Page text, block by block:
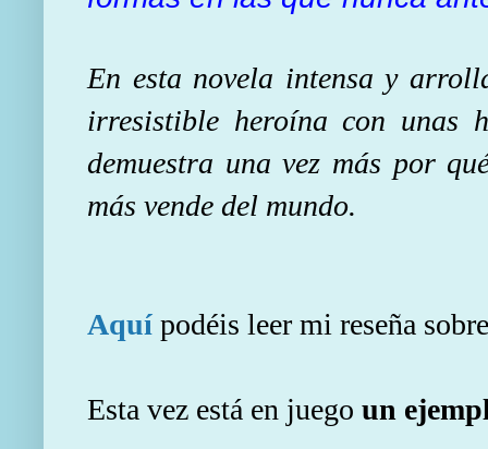
En esta novela intensa y
irresistible heroína con unas
demuestra una vez más por
más vende del mundo.
Aquí podéis leer mi reseña
Esta vez está en juego un